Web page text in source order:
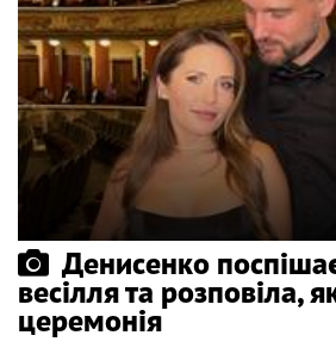
Денисенко
весілля та розповіла,
церемонія